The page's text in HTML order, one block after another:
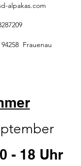
alpakas.com
Frauenau
- 18 Uhr